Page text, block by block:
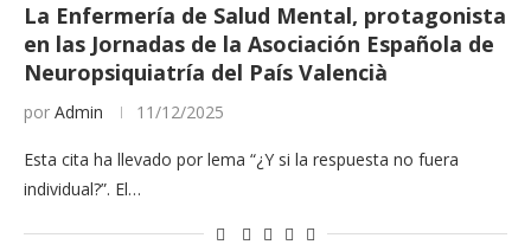
La Enfermería de Salud Mental, protagonista
en las Jornadas de la Asociación Española de
Neuropsiquiatría del País Valencià
por Admin 11/12/2025
Esta cita ha llevado por lema “¿Y si la respuesta no fuera
individual?”. El…